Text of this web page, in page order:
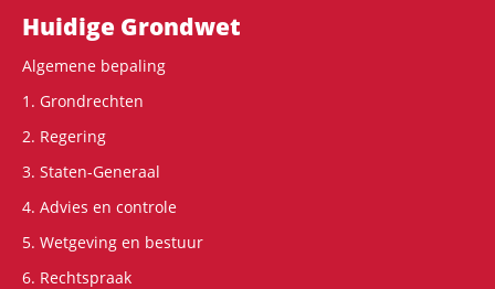
Hoofdnavigatie
Huidige Grondwet
Algemene bepaling
1. Grondrechten
2. Regering
3. Staten-Generaal
4. Advies en controle
5. Wetgeving en bestuur
6. Rechtspraak